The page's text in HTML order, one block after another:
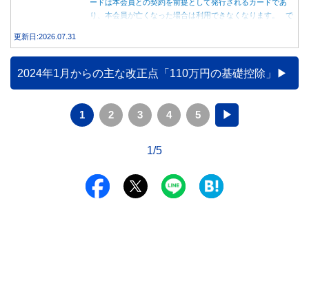
ードは本会員との契約を前提として発行されるカードであ
り、本会員が亡くなった場合は利用できなくなります。 で
族が行うべき手続きについて分かりやすく解説します。
更新日:2026.07.31
2024年1月からの主な改正点「110万円の基礎控除」
1 2 3 4 5 ▶
1/5